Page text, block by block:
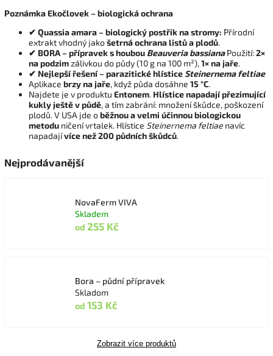
Poznámka Ekočlovek – biologická ochrana
✔ Quassia amara – biologický postřik na stromy: Přírodní
extrakt vhodný jakošetrná ochrana listů a plodů.
✔ BORA – přípravek s houbou Beauveria bassianaPoužití:2×
na podzimzálivkou do půdy (10 g na 100 m²),1× na jaře.
✔ Nejlepší řešení – parazitické hlístice Steinernema feltiae
Aplikace brzy na jaře, když půda dosáhne 15 °C.
Najdete je v produktu Entonem. Hlístice napadají přezimující
kukly ještě v půdě, a tím zabrání: množení škůdce, poškození
plodů. V USA jde oběžnou a velmi účinnou biologickou
metodu ničení vrtalek. Hlístice Steinernema feltiae navíc
napadajívíce než 200 půdních škůdců.
Nejprodávanější
NovaFerm VIVA
Skladem
od 255 Kč
Bora – půdní přípravek
Skladom
od 153 Kč
Zobrazit více produktů